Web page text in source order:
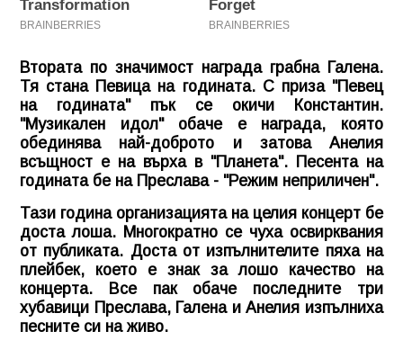
Втората по значимост награда грабна Галена.
Тя стана Певица на годината. С приза "Певец
на годината" пък се окичи Константин.
"Музикален идол" обаче е награда, която
обединява най-доброто и затова Анелия
всъщност е на върха в "Планета". Песента на
годината бе на Преслава - "Режим неприличен".
Тази година организацията на целия концерт бе
доста лоша. Многократно се чуха освирквания
от публиката. Доста от изпълнителите пяха на
плейбек, което е знак за лошо качество на
концерта. Все пак обаче последните три
хубавици Преслава, Галена и Анелия изпълниха
песните си на живо.